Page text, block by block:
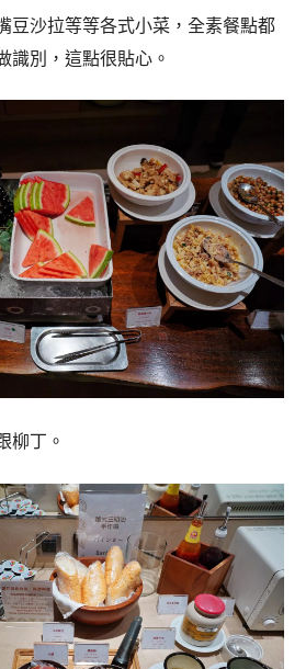
豆沙拉等等各式小菜，全素餐點都
識別，這點很貼心。
柳丁。